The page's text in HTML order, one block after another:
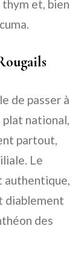
thym et, bien
de passer à
plat national,
partout,
Le
authentique,
diablement
des